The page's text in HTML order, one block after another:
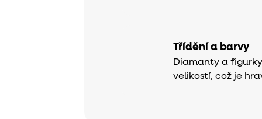
Třídění a barvy
Diamanty a
velikostí, což je